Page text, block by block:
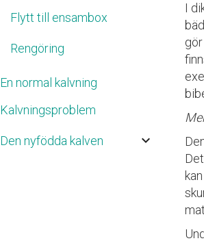
Flytt till ensambox
Rengöring
En normal kalvning
Kalvningsproblem
Den nyfödda kalven keyboard_arrow_down
I